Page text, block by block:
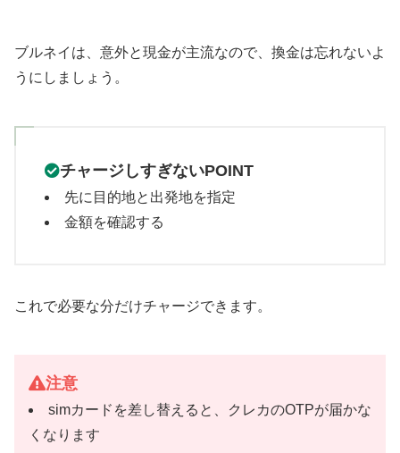
ブルネイは、意外と現金が主流なので、換金は忘れないよ
うにしましょう。
チャージしすぎないPOINT
先に目的地と出発地を指定
金額を確認する
これで必要な分だけチャージできます。
注意
simカードを差し替えると、クレカのOTPが届かな
くなります